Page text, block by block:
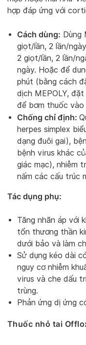
hợp đáp ứng với
Cách dùng: Dùng
giọt/lần, 2 lần/
2 giọt/lần, 2 lần/
ngày. Hoặc để
phút (bằng cách
dịch MEPOLY,
để bơm thuốc vào
Chống chỉ định:
herpes simplex
dạng đuôi gai),
bệnh virus khác
giác mạc), nhiễm
nấm các cấu trúc
Tác dụng phụ:
Tăng nhãn áp với
tổn thương thần
dưới bảo và làm
Sử dụng kéo dài
nguy cơ nhiễm
virus và che dấu
trùng.
Phản ứng dị ứng
Thuốc nhỏ tai